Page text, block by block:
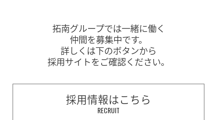
拓南グループでは一緒に働く
仲間を募集中です。
詳しくは下のボタンから
採用サイトをご確認ください。
採用情報はこちら
RECRUIT